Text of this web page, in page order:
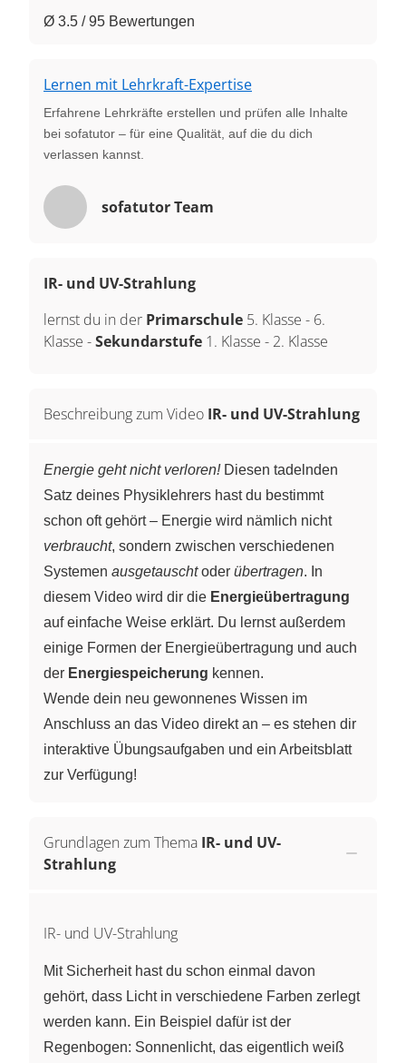
Ø 3.5 / 95 Bewertungen
Lernen mit Lehrkraft-Expertise
Erfahrene Lehrkräfte erstellen und prüfen alle Inhalte
bei sofatutor – für eine Qualität, auf die du dich
verlassen kannst.
sofatutor Team
IR- und UV-Strahlung
lernst du in der Primarschule 5. Klasse - 6.
Klasse -Sekundarstufe 1. Klasse - 2. Klasse
Beschreibung zum Video IR- und UV-Strahlung
Energie geht nicht verloren!Diesen tadelnden
Satz deines Physiklehrers hast du bestimmt
schon oft gehört – Energie wird nämlich nicht
verbraucht, sondern zwischen verschiedenen
Systemen ausgetauschtoder übertragen. In
diesem Video wird dir die Energieübertragung
auf einfache Weise erklärt. Du lernst außerdem
einige Formen der Energieübertragung und auch
der Energiespeicherung kennen.
Wende dein neu gewonnenes Wissen im
Anschluss an das Video direkt an – es stehen dir
interaktive Übungsaufgaben und ein Arbeitsblatt
zur Verfügung!
Grundlagen zum Thema IR- und UV-
Strahlung
IR- und UV-Strahlung
Mit Sicherheit hast du schon einmal davon
gehört, dass Licht in verschiedene Farben zerlegt
werden kann. Ein Beispiel dafür ist der
Regenbogen: Sonnenlicht, das eigentlich weiß